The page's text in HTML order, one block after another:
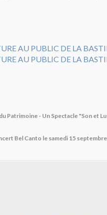
Patrimoine - Un Spectacle "Son et
Bel Canto le samedi 15